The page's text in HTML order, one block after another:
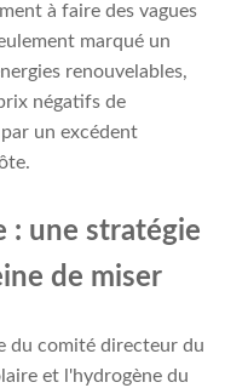
à faire des vagues
marqué un
renouvelables,
négatifs de
un excédent
: une stratégie
de miser
du comité directeur du
et l'hydrogène du